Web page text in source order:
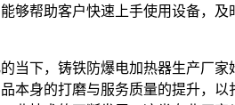
够帮助客户快速上手使用设备，
下，铸铁防爆电加热器生产厂
本身的打磨与服务质量的提升，